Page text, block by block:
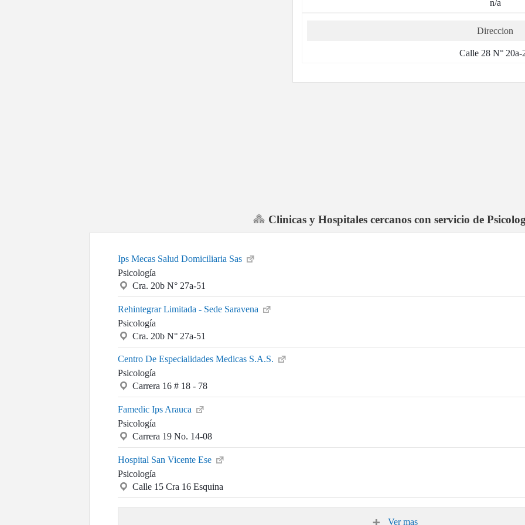
n/a
Direccion
Calle 28 N° 20a-
Clinicas y Hospitales cercanos con servicio de
Ips Mecas Salud Domiciliaria Sas
Psicología
Cra. 20b N° 27a-51
Rehintegrar Limitada - Sede Saravena
Psicología
Cra. 20b N° 27a-51
Centro De Especialidades Medicas S.A.S.
Psicología
Carrera 16 # 18 - 78
Famedic Ips Arauca
Psicología
Carrera 19 No. 14-08
Hospital San Vicente Ese
Psicología
Calle 15 Cra 16 Esquina
Ver mas